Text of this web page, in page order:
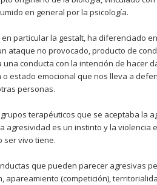
en general por la psicología.
en particular la gestalt, ha diferenciado
ataque no provocado, producto de
conducta con la intención de hacer
estado emocional que nos lleva a
personas.
terapéuticos que se aceptaba la
agresividad es un instinto y la violencia
ser vivo tiene.
que pueden parecer agresivas
apareamiento (competición),